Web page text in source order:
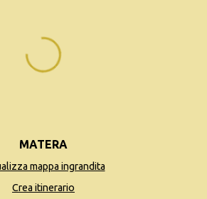
MATERA
mappa ingrandita
Crea itinerario